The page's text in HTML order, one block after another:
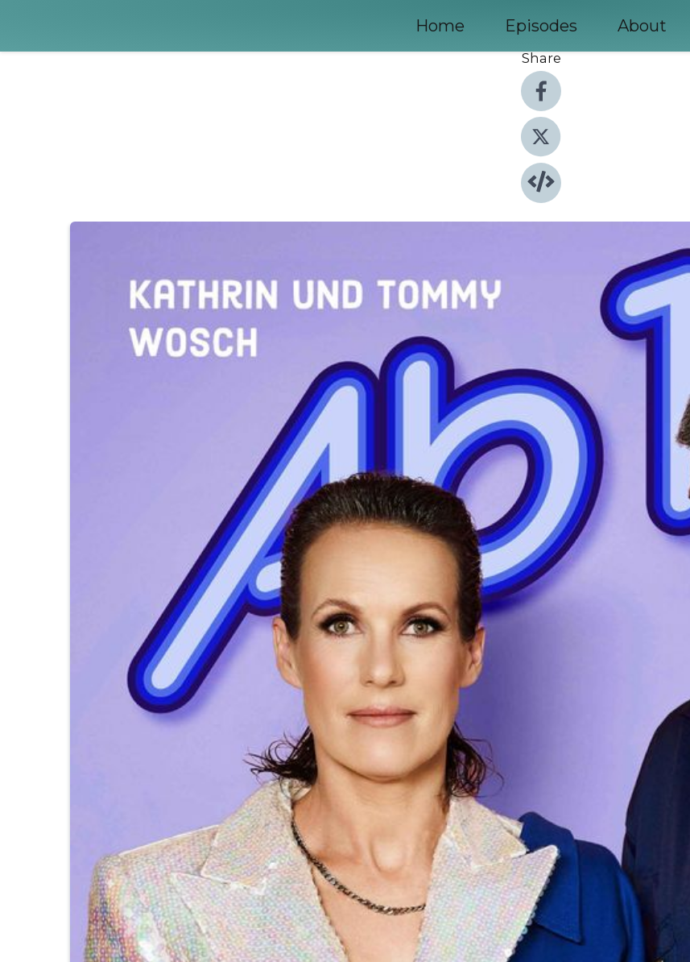
Home Episodes About
Share